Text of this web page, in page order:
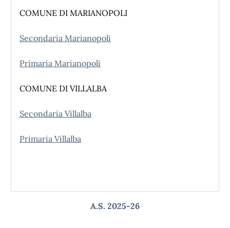
COMUNE DI MARIANOPOLI
Secondaria Marianopoli
Primaria Marianopoli
COMUNE DI VILLALBA
Secondaria Villalba
Primaria Villalba
A.S. 2025-26